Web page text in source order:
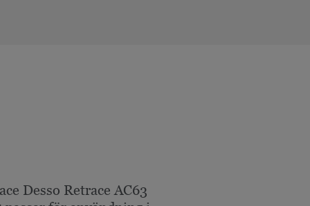
Desso Retrace AC63